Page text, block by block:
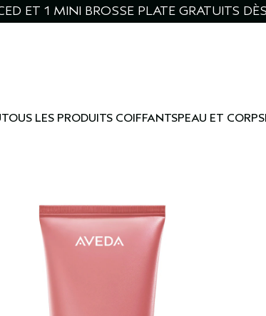
ET 1 MINI BROSSE PLATE GRATUITS
TOUS LES PRODUITS COIFFANTSPEAU ET CORPS